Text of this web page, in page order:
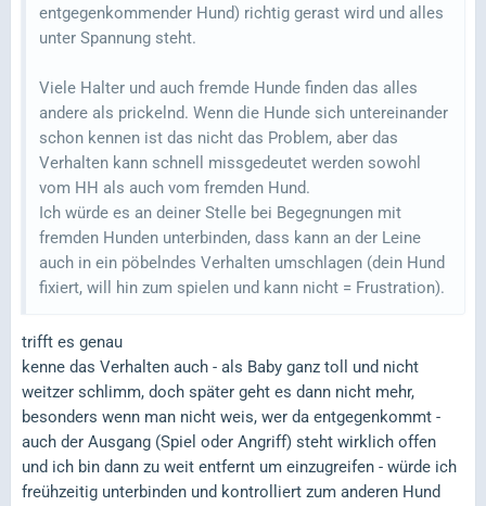
entgegenkommender Hund) richtig gerast wird und alles
unter Spannung steht.
Viele Halter und auch fremde Hunde finden das alles
andere als prickelnd. Wenn die Hunde sich untereinander
schon kennen ist das nicht das Problem, aber das
Verhalten kann schnell missgedeutet werden sowohl
vom HH als auch vom fremden Hund.
Ich würde es an deiner Stelle bei Begegnungen mit
fremden Hunden unterbinden, dass kann an der Leine
auch in ein pöbelndes Verhalten umschlagen (dein Hund
fixiert, will hin zum spielen und kann nicht = Frustration).
trifft es genau
kenne das Verhalten auch - als Baby ganz toll und nicht
weitzer schlimm, doch später geht es dann nicht mehr,
besonders wenn man nicht weis, wer da entgegenkommt -
auch der Ausgang (Spiel oder Angriff) steht wirklich offen
und ich bin dann zu weit entfernt um einzugreifen - würde ich
freühzeitig unterbinden und kontrolliert zum anderen Hund